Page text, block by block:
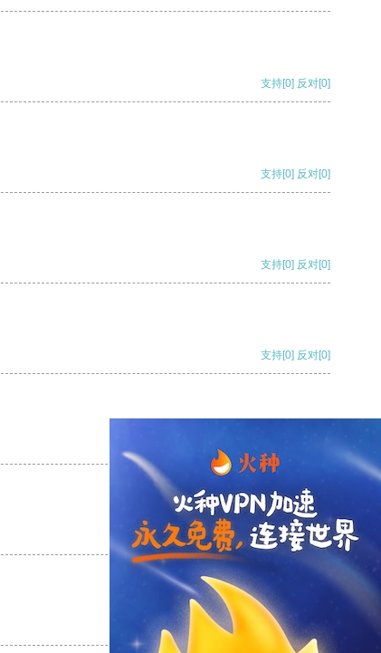
支持[0] 反对[0]
支持[0] 反对[0]
支持[0] 反对[0]
支持[0] 反对[0]
支持 [0] 反对[0]
支持[0] 反对